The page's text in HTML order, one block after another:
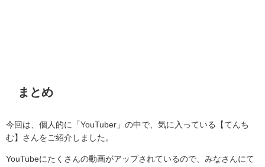
まとめ
今回は、個人的に「YouTuber」の中で、気に入っている【てんち
む】さんをご紹介しました。
YouTubeにたくさんの動画がアップされているので、みなさんにて